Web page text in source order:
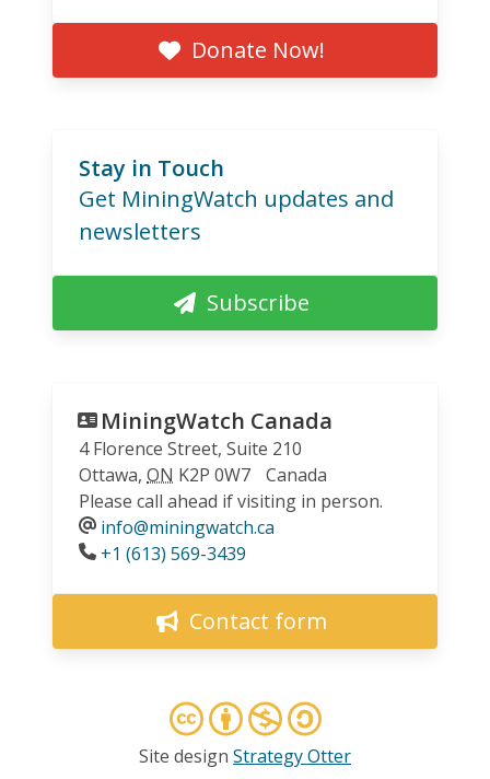
Donate Now!
Stay in Touch
Get MiningWatch updates and
newsletters
Subscribe
MiningWatch Canada
4 Florence Street, Suite 210
Ottawa, ON K2P 0W7
Canada
Please call ahead if visiting in person.
info@miningwatch.ca
Phone
+1 (613) 569-3439
Contact form
Site design Strategy Otter